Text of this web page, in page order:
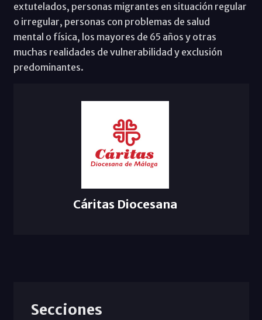
extutelados, personas migrantes en situación regular
o irregular, personas con problemas de salud
mental o física, los mayores de 65 años y otras
muchas realidades de vulnerabilidad y exclusión
predominantes.
Cáritas Diocesana
Secciones